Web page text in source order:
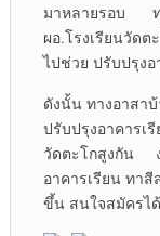
มาหลายรอบ ท
ผอ.โรงเรียนวัด
ไปช่วย ปรับปรุงอ
ดังนั้น ทางอาสา
ปรับปรุงอาคารเ
วัดตะโกสูงกัน ง
อาคารเรียน ทา
ขึ้น สนใจสมัครไ